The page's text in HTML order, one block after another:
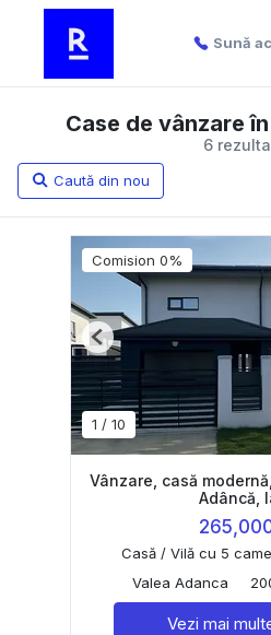
Sună
6
Case de vânzare
Caută din nou
Comision 0%
1 / 10
Previous
Vânzare, casă
Adâncă,
Casă / Vilă cu 5
Valea Adanca
Vezi mai